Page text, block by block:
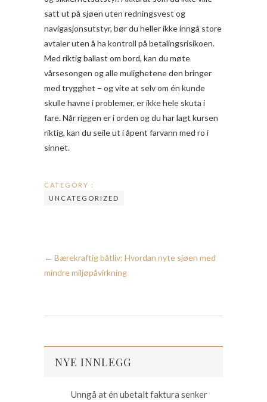
satt ut på sjøen uten redningsvest og
navigasjonsutstyr, bør du heller ikke inngå store
avtaler uten å ha kontroll på betalingsrisikoen.
Med riktig ballast om bord, kan du møte
vårsesongen og alle mulighetene den bringer
med trygghet – og vite at selv om én kunde
skulle havne i problemer, er ikke hele skuta i
fare. Når riggen er i orden og du har lagt kursen
riktig, kan du seile ut i åpent farvann med ro i
sinnet.
CATEGORY :
UNCATEGORIZED
← Bærekraftig båtliv: Hvordan nyte sjøen med
mindre miljøpåvirkning
NYE INNLEGG
Unngå at én ubetalt faktura senker